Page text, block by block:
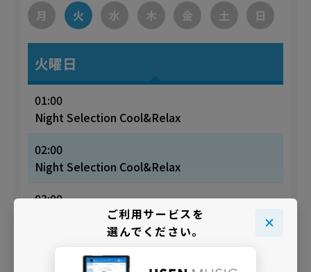
月 火 水 木 金 土 日
火曜日
01:00
Night Selection Cool&Relax
02:00
Night Selection Cool&Relax
03:00
Night Selection Cool&Relax
ご利用サービスを
選んでください。